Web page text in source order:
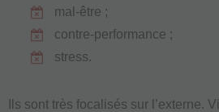
mal-être ;
contre-performance ;
stress.
Ils sont très focalisés sur l’externe.